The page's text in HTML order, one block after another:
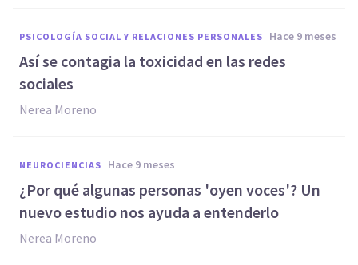
PSICOLOGÍA SOCIAL Y RELACIONES PERSONALES hace 9 meses
Así se contagia la toxicidad en las redes
sociales
Nerea Moreno
NEUROCIENCIAS hace 9 meses
¿Por qué algunas personas 'oyen voces'? Un
nuevo estudio nos ayuda a entenderlo
Nerea Moreno